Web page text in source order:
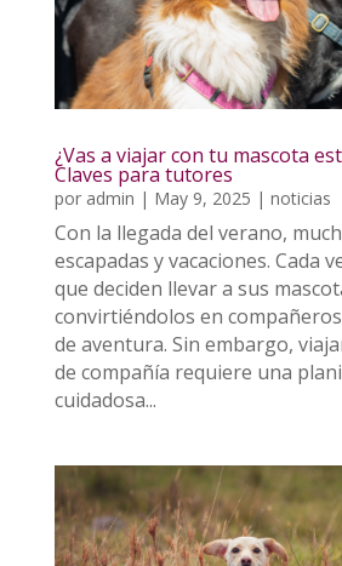
¿Vas a viajar con tu mascota
Claves para tutores
por admin | May 9, 2025 | noticias
Con la llegada del verano,
escapadas y vacaciones. Cada
que deciden llevar a sus
convirtiéndolos en
de aventura. Sin embargo,
de compañía requiere una
cuidadosa...